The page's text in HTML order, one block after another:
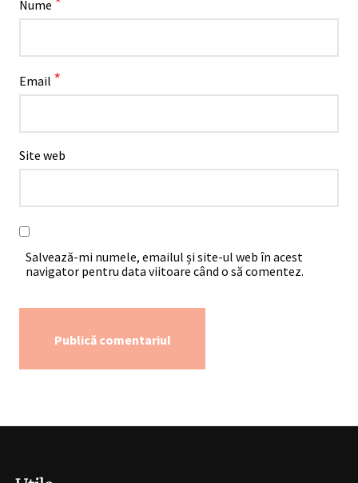
Nume
Email *
Site web
Salvează-mi numele, emailul și site-ul web în acest
navigator pentru data viitoare când o să comentez.